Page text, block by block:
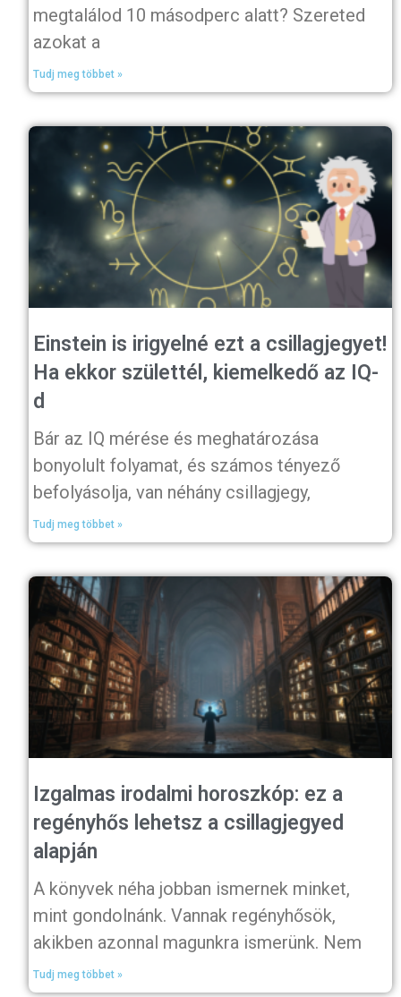
megtalálod 10 másodperc alatt? Szereted
azokat a
Tudj meg többet »
Einstein is irigyelné ezt a csillagjegyet!
Ha ekkor születtél, kiemelkedő az IQ-
d
Bár az IQ mérése és meghatározása
bonyolult folyamat, és számos tényező
befolyásolja, van néhány csillagjegy,
Tudj meg többet »
Izgalmas irodalmi horoszkóp: ez a
regényhős lehetsz a csillagjegyed
alapján
A könyvek néha jobban ismernek minket,
mint gondolnánk. Vannak regényhősök,
akikben azonnal magunkra ismerünk. Nem
Tudj meg többet »